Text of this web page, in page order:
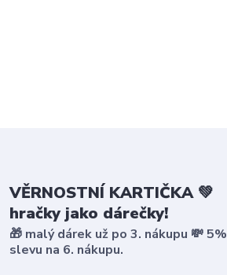
VĚRNOSTNÍ KARTIČKA 💚
hračky jako dárečky!
🎁 malý dárek už po 3. nákupu 💸 5%
slevu na 6. nákupu.